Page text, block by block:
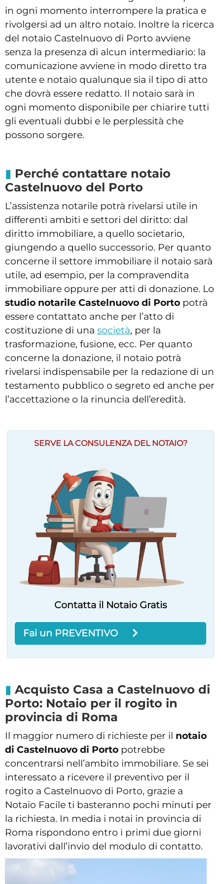
in ogni momento interrompere la pratica e
rivolgersi ad un altro notaio. Inoltre la ricerca
del notaio Castelnuovo di Porto avviene
senza la presenza di alcun intermediario: la
comunicazione avviene in modo diretto tra
utente e notaio qualunque sia il tipo di atto
che dovrà essere redatto. Il notaio sarà in
ogni momento disponibile per chiarire tutti
gli eventuali dubbi e le perplessità che
possono sorgere.
Perché contattare notaio
Castelnuovo del Porto
L’assistenza notarile potrà rivelarsi utile in
differenti ambiti e settori del diritto: dal
diritto immobiliare, a quello societario,
giungendo a quello successorio. Per quanto
concerne il settore immobiliare il notaio sarà
utile, ad esempio, per la compravendita
immobiliare oppure per atti di donazione. Lo
studio notarile Castelnuovo di Porto potrà
essere contattato anche per l’atto di
costituzione di una società, per la
trasformazione, fusione, ecc. Per quanto
concerne la donazione, il notaio potrà
rivelarsi indispensabile per la redazione di un
testamento pubblico o segreto ed anche per
l’accettazione o la rinuncia dell’eredità.
SERVE LA CONSULENZA DEL NOTAIO?
Contatta il Notaio Gratis
Fai un PREVENTIVO
Acquisto Casa a Castelnuovo di
Porto: Notaio per il rogito in
provincia di Roma
Il maggior numero di richieste per il notaio
di Castelnuovo di Porto potrebbe
concentrarsi nell’ambito immobiliare. Se sei
interessato a ricevere il preventivo per il
rogito a Castelnuovo di Porto, grazie a
Notaio Facile ti basteranno pochi minuti per
la richiesta. In media i notai in provincia di
Roma rispondono entro i primi due giorni
lavorativi dall’invio del modulo di contatto.